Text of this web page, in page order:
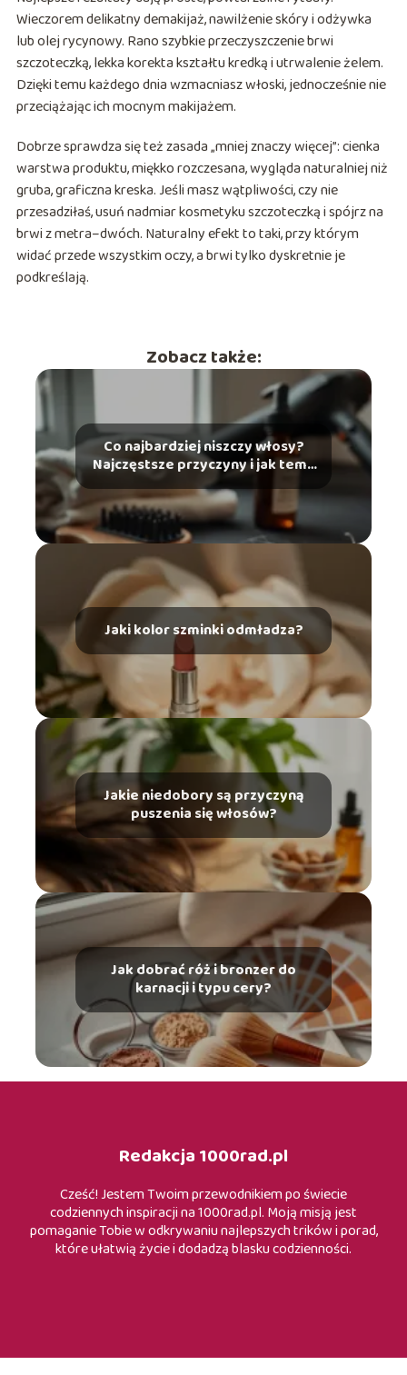
Wieczorem delikatny demakijaż, nawilżenie skóry i odżywka
lub olej rycynowy. Rano szybkie przeczyszczenie brwi
szczoteczką, lekka korekta kształtu kredką i utrwalenie żelem.
Dzięki temu każdego dnia wzmacniasz włoski, jednocześnie nie
przeciążając ich mocnym makijażem.
Dobrze sprawdza się też zasada „mniej znaczy więcej”: cienka
warstwa produktu, miękko rozczesana, wygląda naturalniej niż
gruba, graficzna kreska. Jeśli masz wątpliwości, czy nie
przesadziłaś, usuń nadmiar kosmetyku szczoteczką i spójrz na
brwi z metra–dwóch. Naturalny efekt to taki, przy którym
widać przede wszystkim oczy, a brwi tylko dyskretnie je
podkreślają.
Zobacz także:
Co najbardziej niszczy włosy?
Najczęstsze przyczyny i jak temu
zapobiec
Jaki kolor szminki odmładza?
Jakie niedobory są przyczyną
puszenia się włosów?
Jak dobrać róż i bronzer do
karnacji i typu cery?
Redakcja 1000rad.pl
Cześć! Jestem Twoim przewodnikiem po świecie
codziennych inspiracji na 1000rad.pl. Moją misją jest
pomaganie Tobie w odkrywaniu najlepszych trików i porad,
które ułatwią życie i dodadzą blasku codzienności.